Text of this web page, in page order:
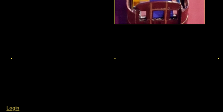
Login